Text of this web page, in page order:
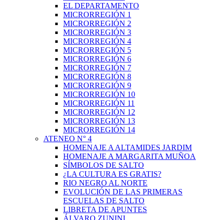
EL DEPARTAMENTO
MICRORREGIÓN 1
MICRORREGIÓN 2
MICRORREGIÓN 3
MICRORREGIÓN 4
MICRORREGIÓN 5
MICRORREGIÓN 6
MICRORREGIÓN 7
MICRORREGIÓN 8
MICRORREGIÓN 9
MICRORREGIÓN 10
MICRORREGIÓN 11
MICRORREGIÓN 12
MICRORREGIÓN 13
MICRORREGIÓN 14
ATENEO N° 4
HOMENAJE A ALTAMIDES JARDIM
HOMENAJE A MARGARITA MUÑOA
SÍMBOLOS DE SALTO
¿LA CULTURA ES GRATIS?
RIO NEGRO AL NORTE
EVOLUCIÓN DE LAS PRIMERAS
ESCUELAS DE SALTO
LIBRETA DE APUNTES
ÁLVARO ZUNINI